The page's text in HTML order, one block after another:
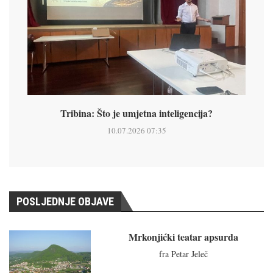
Tribina: Što je umjetna inteligencija?
10.07.2026 07:35
POSLJEDNJE OBJAVE
Mrkonjićki teatar apsurda
fra Petar Jeleč